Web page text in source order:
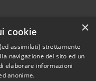
×
cookie
assimilati) strettamente
navigazione del sito ed un
elaborare informazioni
anonime.